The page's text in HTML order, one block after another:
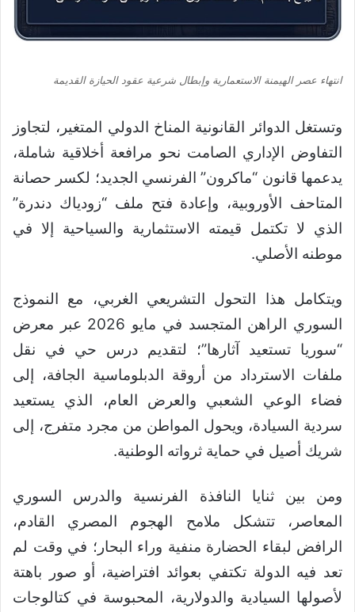
انتهاء عصر الهيمنة الاستعمارية وإبطال شرعية عقود الحيازة القديمة
وتستغل الدوائر القانونية المناخ الدولي المتغير، لتجاوز
التفاوض الإداري الصامت نحو مرافعة أخلاقية شاملة،
يدعمها قانون “ماكرون” الفرنسي الجديد؛ لكسر حصانة
المتاحف الأوروبية، وإعادة فتح ملف “زودياك دندرة”
الذي لا تكتمل قيمته الاستثمارية والسياحية إلا في
موطنه الأصلي.
ويتكامل هذا التحول التشريعي الغربي، مع النموذج
السوري الراهن المتجسد في مايو 2026 عبر معرض
“سوريا تستعيد آثارها”؛ لتقديم درس حي في نقل
ملفات الاسترداد من أروقة الدبلوماسية الجافة، إلى
فضاء الوعي الشعبي والعرض العام، الذي يستعيد
سردية السيادة، ويحول المواطن من مجرد متفرج، إلى
شريك أصيل في حماية ثرواته الوطنية.
ومن بين ثنايا النافذة الفرنسية والدرس السوري
المعاصر، تتشكل ملامح الهجوم المصري القادم،
الرافض لبقاء الحضارة منفية وراء البحار؛ في وقت لم
تعد فيه الدولة تكتفي بعوائد افتراضية، أو صور باهتة
لأصولها السيادية والدولارية، المحبوسة في كتالوجات